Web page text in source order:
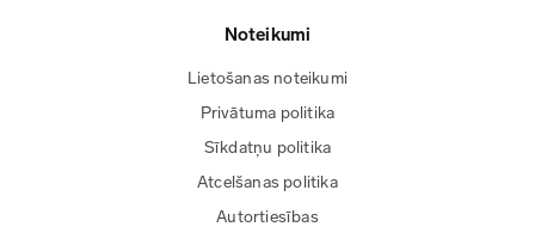
Noteikumi
Lietošanas noteikumi
Privātuma politika
Sīkdatņu politika
Atcelšanas politika
Autortiesības